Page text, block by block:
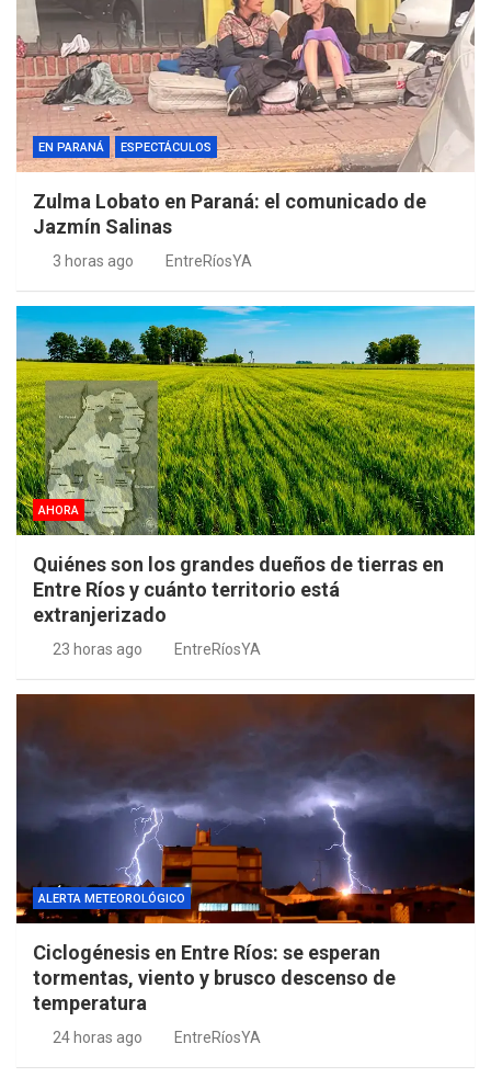
EN PARANÁ ESPECTÁCULOS
Zulma Lobato en Paraná: el comunicado de
Jazmín Salinas
3 horas ago EntreRíosYA
AHORA
Quiénes son los grandes dueños de tierras en
Entre Ríos y cuánto territorio está
extranjerizado
23 horas ago EntreRíosYA
ALERTA METEOROLÓGICO
Ciclogénesis en Entre Ríos: se esperan
tormentas, viento y brusco descenso de
temperatura
24 horas ago EntreRíosYA